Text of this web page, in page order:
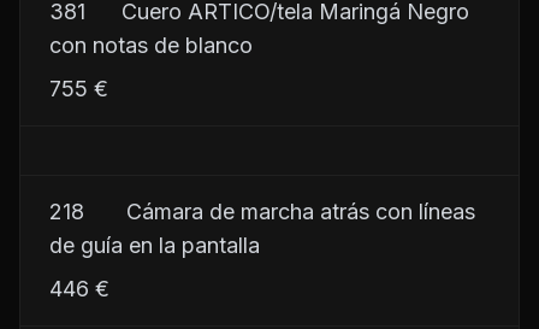
381      Cuero ARTICO/tela Maringá Negro
con notas de blanco
755 €
218       Cámara de marcha atrás con líneas
de guía en la pantalla
446 €